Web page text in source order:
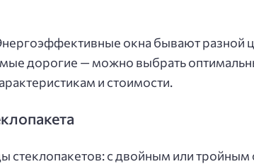
окна бывают разной
дорогие — можно выбрать
и стоимости.
стеклопакетов: с двойным или тройным